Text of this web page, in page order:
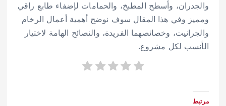
والجدران، وأسطح المطبخ، والحمامات لإضفاء طابع راقي
ومميز وفي هذا المقال سوف نوضح أهمية أعمال الرخام
والجرانيت، وخصائصهما الفريدة، والنصائح الهامة لاختيار
الأنسب لكل مشروع.
مرتبط